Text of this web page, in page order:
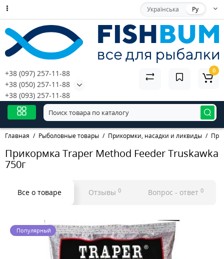
Українська Ру
+38 (097) 257-11-88
+38 (050) 257-11-88
+38 (093) 257-11-88
0
Главная Рыболовные товары Прикормки, насадки и ликвиды
Прикормка Traper Method Feeder Truskawka
750г
Все о товаре Отзывы 0 Вопрос - ответ 0
Популярный